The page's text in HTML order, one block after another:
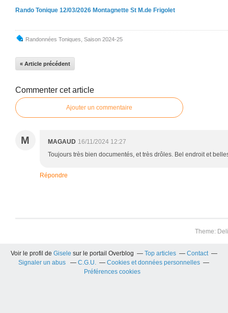
Rando Tonique 12/03/2026 Montagnette St M.de Frigolet
Randonnées Toniques Saison 2024-25
« Article précédent
Commenter cet article
Ajouter un commentaire
M MAGAUD 16/11/2024 12:27
Toujours très bien documentés, et très drôles. Bel endroit et
Répondre
Theme:
Voir le profil de Gisele sur le portail Overblog Top articles
Contact
Signaler un abus
C.G.U.
Cookies et données personnelles
Préférences cookies